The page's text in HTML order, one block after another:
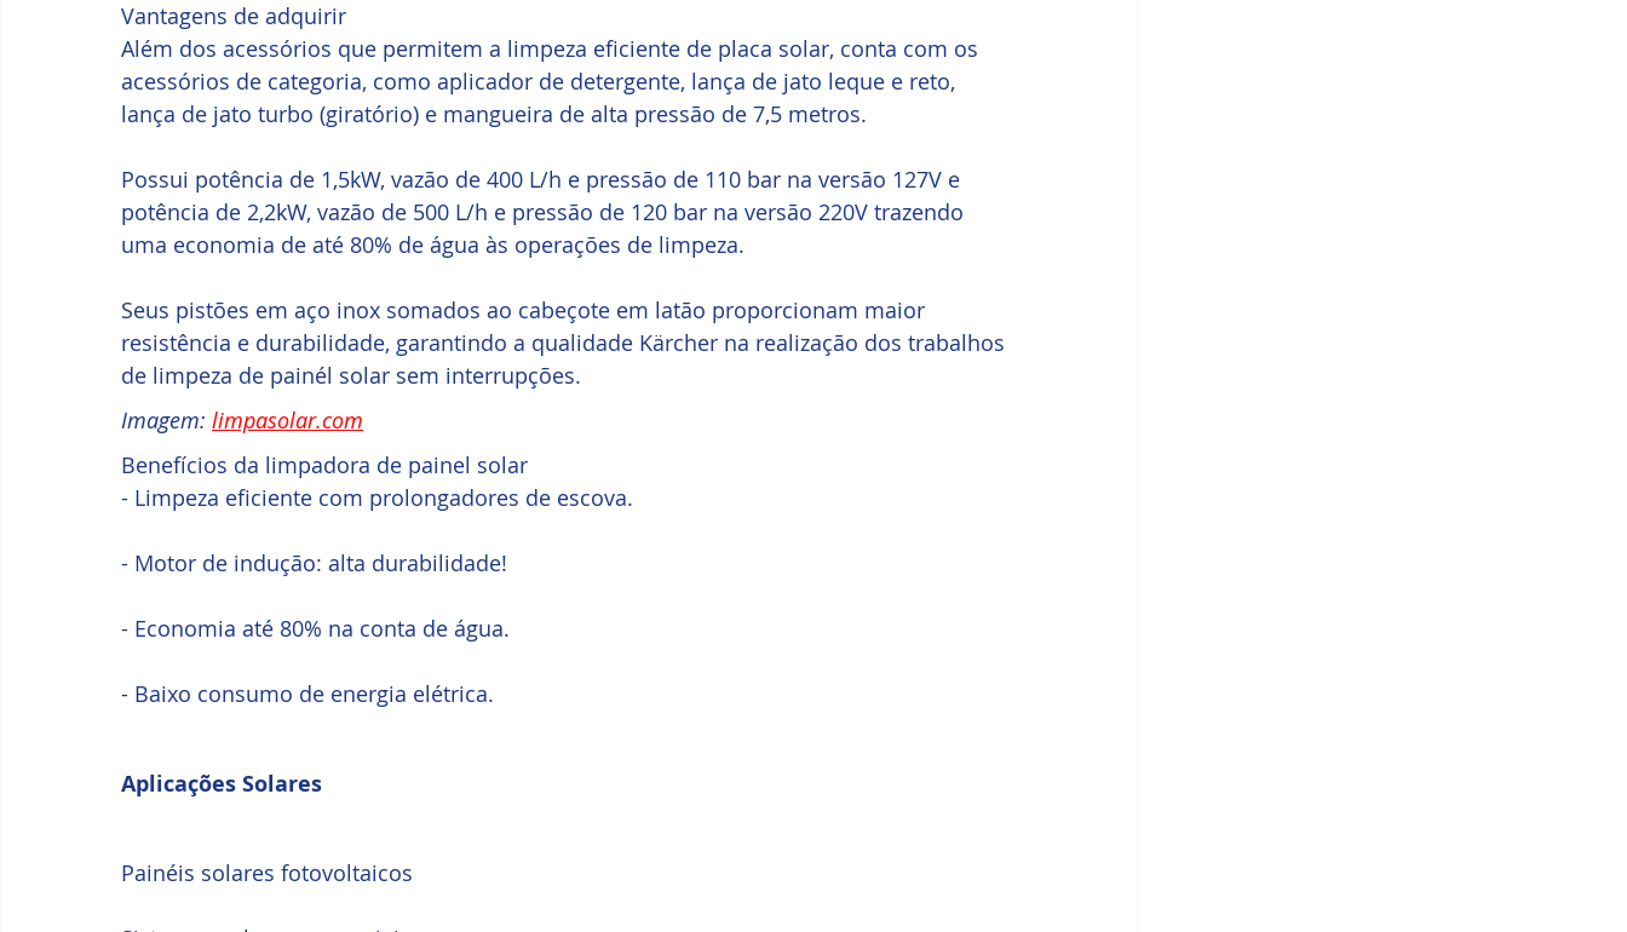
Vantagens de adquirir
Além dos acessórios que permitem a limpeza eficiente de placa solar, conta com os
acessórios de categoria, como aplicador de detergente, lança de jato leque e reto,
lança de jato turbo (giratório) e mangueira de alta pressão de 7,5 metros.
Possui potência de 1,5kW, vazão de 400 L/h e pressão de 110 bar na versão 127V e
potência de 2,2kW, vazão de 500 L/h e pressão de 120 bar na versão 220V trazendo
uma economia de até 80% de água às operações de limpeza.
Seus pistões em aço inox somados ao cabeçote em latão proporcionam maior
resistência e durabilidade, garantindo a qualidade Kärcher na realização dos trabalhos
de limpeza de painél solar sem interrupções.
Imagem: limpasolar.com
Benefícios da limpadora de painel solar
- Limpeza eficiente com prolongadores de escova.
- Motor de indução: alta durabilidade!
- Economia até 80% na conta de água.
- Baixo consumo de energia elétrica.
Aplicações Solares
Painéis solares fotovoltaicos